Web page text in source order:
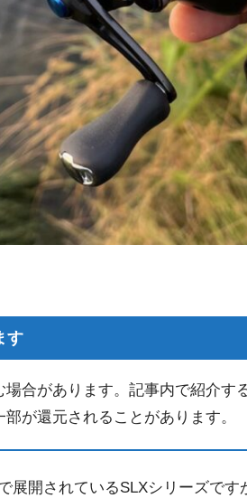
す
場合があります。記事内で紹介す
が還元されることがあります。
展開されているSLXシリーズで